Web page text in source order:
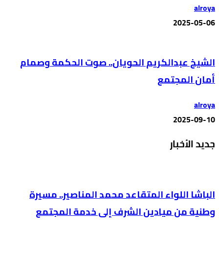
alroya
2025-05-06
الشيخ عبدالكريم الحويان.. صوت الحكمة وصمام
أمان المجتمع
alroya
2025-09-10
جديد الأخبار
الباشا اللواء المتقاعد محمد المناصير.. مسيرة
وطنية من ميادين الشرف إلى خدمة المجتمع